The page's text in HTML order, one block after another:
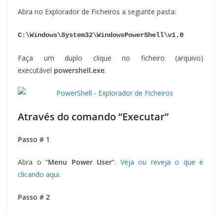
Abra no Explorador de Ficheiros a seguinte pasta:
C:\Windows\System32\WindowsPowerShell\v1.0
Faça um duplo clique no ficheiro (arquivo)
executável powershell.exe.
Através do comando “Executar”
Passo # 1
Abra o “Menu Power User“. Veja ou reveja o que é
clicando aqui.
Passo # 2